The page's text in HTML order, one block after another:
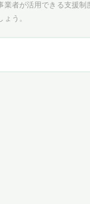
者が活用できる支援
う。